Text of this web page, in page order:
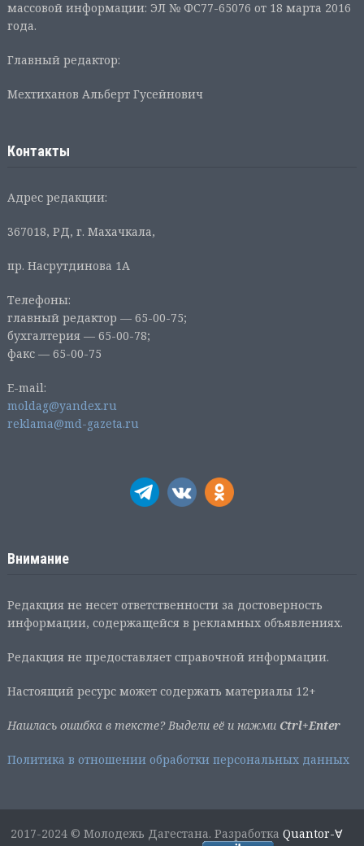
массовой информации: ЭЛ № ФС77-65076 от 18 марта 2016
года.
Главный редактор:
Мехтиханов Альберт Гусейнович
Контакты
Адрес редакции:
367018, РД, г. Махачкала,
пр. Насрутдинова 1А
Телефоны:
главный редактор — 65-00-75;
бухгалтерия — 65-00-78;
факс — 65-00-75
E-mail:
moldag@yandex.ru
reklama@md-gazeta.ru
Внимание
Редакция не несет ответственности за достоверность
информации, содержащейся в рекламных объявлениях.
Редакция не предоставляет справочной информации.
Настоящий ресурс может содержать материалы 12+
Нашлась ошибка в тексте? Выдели её и нажми Ctrl+Enter
Политика в отношении обработки персональных данных
2017-2024 © Молодежь Дагестана. РазработкаQuantor-∀